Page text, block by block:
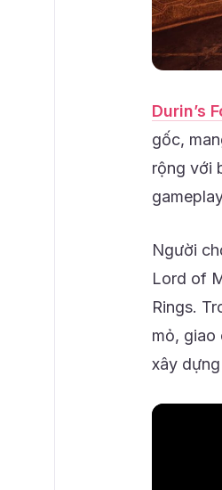
Durin’s
gốc,
rộng với
Người
Lord of
Rings.
mỏ, giao
xây